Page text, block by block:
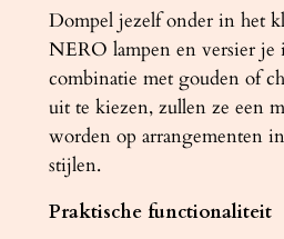
o
o
m
a
a
n
a
Dompel jezelf onder in het
NERO lampen en versier je
combinatie met gouden of
uit te kiezen, zullen ze een
worden op arrangementen
stijlen.
Praktische functionaliteit